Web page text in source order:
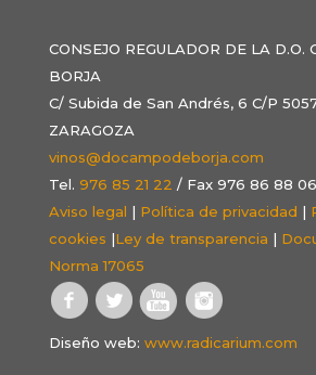
CONSEJO REGULADOR DE LA D.O.
BORJA
C/ Subida de San Andrés, 6 C/P
ZARAGOZA
vinos@docampodeborja.com
Tel. 976 85 21 22 / Fax 976 86 88 06
Aviso legal | Política de privacidad |
cookies |Ley de transparencia |
Norma 17065
Diseño web: www.radicarium.com